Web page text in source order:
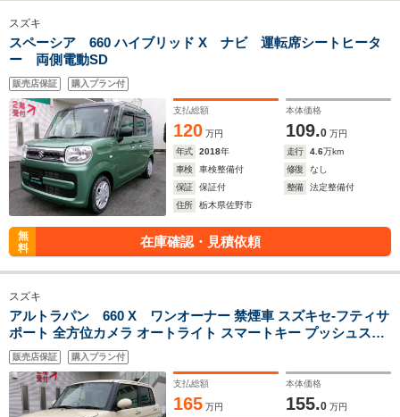
スズキ
スペーシア 660 ハイブリッド X ナビ 運転席シートヒータ
ー 両側電動SD
販売店保証 購入プラン付
支払総額
120 万円
本体価格
109.0 万円
年式
2018年 走行 4.6万km
車検
車検整備付 修復
なし
保証
保証付 整備
法定整備付
住所
栃木県佐野市
無
料
在庫確認・見積依頼
スズキ
アルトラパン 660 X ワンオーナー 禁煙車 スズキセ-フティサ
ポート 全方位カメラ オートライト スマートキー プッシュスタ
ート
販売店保証 購入プラン付
支払総額
165 万円
本体価格
155.0 万円